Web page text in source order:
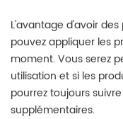
L'avantage d'avoir
pouvez appliquer les
moment. Vous serez
utilisation et si les
pourrez toujours
supplémentaires.